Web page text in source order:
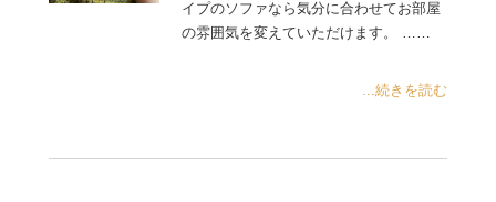
イプのソファなら気分に合わせてお部屋
の雰囲気を変えていただけます。 ……
...続きを読む